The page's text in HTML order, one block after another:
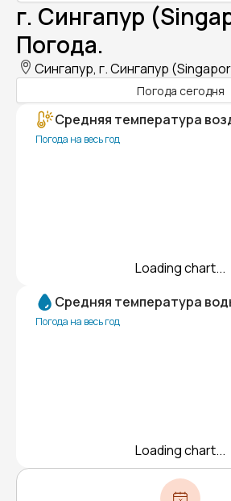
г. Сингапур
Погода.
Сингапур, г. Сингапур
Погода сегодня
Средняя температура
Погода на весь год
Loading chart...
Средняя температура
Погода на весь год
Loading chart...